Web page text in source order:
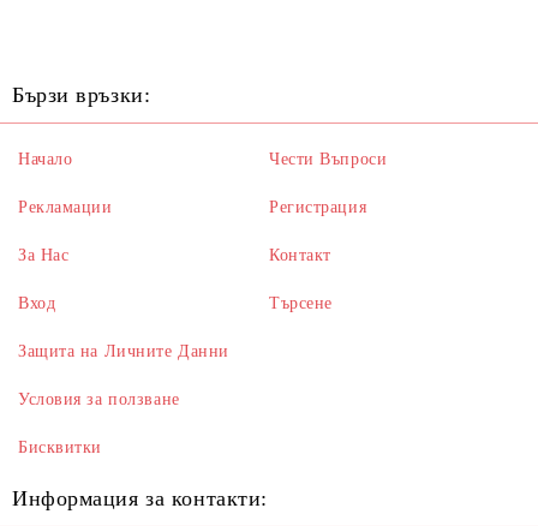
Бързи връзки:
Начало
Рекламации
За Нас
Вход
Чести Въпроси
Регистрация
Контакт
Търсене
Защита на Личните Данни
Условия за ползване
Бисквитки
Информация за контакти: